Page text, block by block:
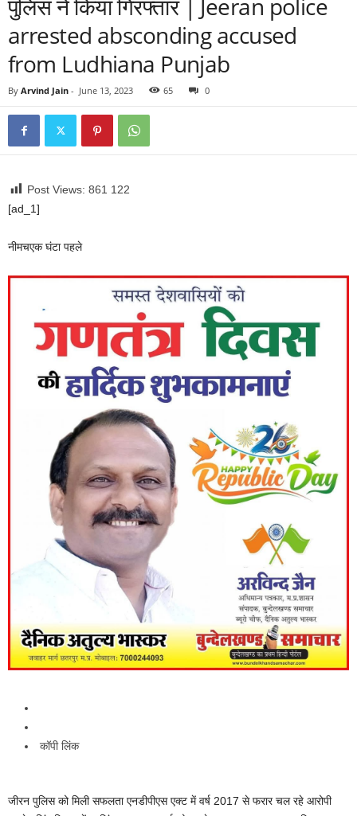
पुलिस ने किया गिरफ्तार | Jeeran police
arrested absconding accused
from Ludhiana Punjab
By Arvind Jain - June 13, 2023 65 0
Post Views: 861 122
[ad_1]
नीमचएक घंटा पहले
कॉपी लिंक
जीरन पुलिस को मिली सफलता एनडीपीएस एक्ट में वर्ष 2017 से फरार चल रहे आरोपी